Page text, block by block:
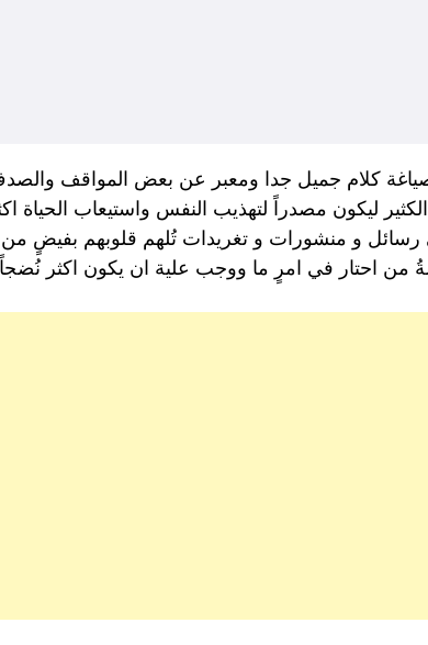
كلام جميل جدا ومعبر عن بعض المواقف والصدف
ليكون مصدراً لتهذيب النفس واستيعاب الحياة اكثر
و منشورات و تغريدات تُلهم قلوبهم بفيضٍ من
من احتار في امرٍ ما ووجب علية ان يكون اكثر